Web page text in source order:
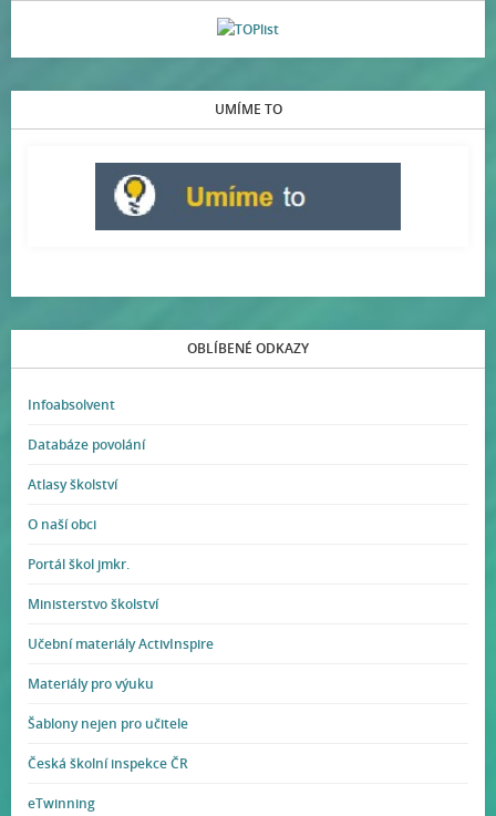
UMÍME TO
OBLÍBENÉ ODKAZY
Infoabsolvent
Databáze povolání
Atlasy školství
O naší obci
Portál škol jmkr.
Ministerstvo školství
Učební materiály ActivInspire
Materiály pro výuku
Šablony nejen pro učitele
Česká školní inspekce ČR
eTwinning